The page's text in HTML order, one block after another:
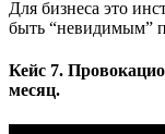
Для бизнеса это
быть “невидимым”
Кейс 7.
месяц.